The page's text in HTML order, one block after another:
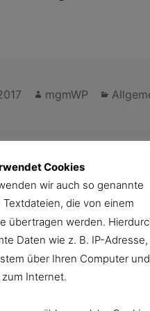
Autor
mgmWP
Uhr
Cookies
wir auch so genannte
die von einem
übertragen werden.
Daten wie z. B. IP-Adresse,
über Ihren Computer und
Internet.